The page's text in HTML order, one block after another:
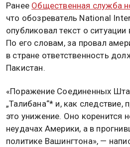
Ранее Общественная служба
что обозреватель National
опубликовал текст о ситуации
По его словам, за провал
в стране ответственность
Пакистан.
«Поражение Соединенных
„Талибана“* и, как
это унижение. Оно коренится
неудачах Америки, а в
политике Вашингтона», —